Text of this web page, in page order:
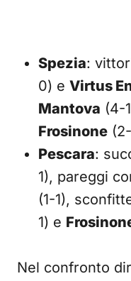
Spezia:
0) e Virtus
Mantova (4-
Frosinone
Pescara:
1), pareggi
(1-1),
1) e
Nel confronto